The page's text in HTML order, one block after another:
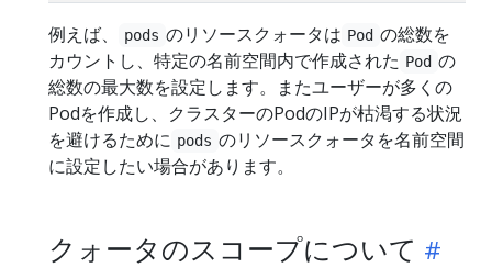
例えば、 pods のリソースクォータは Pod の総数を
カウントし、特定の名前空間内で作成された Pod の
総数の最大数を設定します。またユーザーが多くの
Podを作成し、クラスターのPodのIPが枯渇する状況
を避けるために pods のリソースクォータを名前空間
に設定したい場合があります。
クォータのスコープについて